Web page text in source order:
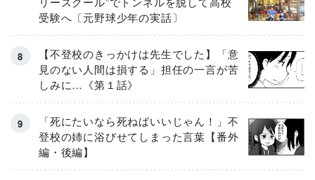
受験へ〔元野球少年の実話〕
【不登校のきっかけは先生でした】「意
見のない人間は損する」担任の一言が苦
しみに…《第１話》
「死にたいなら死ねばいいじゃん！」不
登校の姉に浴びせてしまった言葉【番外
編・後編】